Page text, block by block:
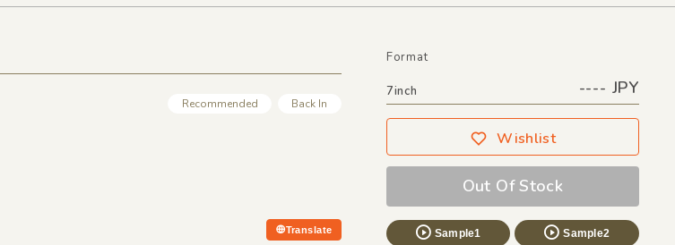
Recommended Back In
Translate
Format
7inch ---- JPY
Wishlist
Out Of Stock
Sample1 Sample2